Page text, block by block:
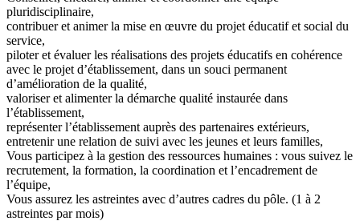
pluridisciplinaire,
contribuer et animer la mise en œuvre du projet éducatif et social du
service,
piloter et évaluer les réalisations des projets éducatifs en cohérence
avec le projet d’établissement, dans un souci permanent
d’amélioration de la qualité,
valoriser et alimenter la démarche qualité instaurée dans
l’établissement,
représenter l’établissement auprès des partenaires extérieurs,
entretenir une relation de suivi avec les jeunes et leurs familles,
Vous participez à la gestion des ressources humaines : vous suivez le
recrutement, la formation, la coordination et l’encadrement de
l’équipe,
Vous assurez les astreintes avec d’autres cadres du pôle. (1 à 2
astreintes par mois)